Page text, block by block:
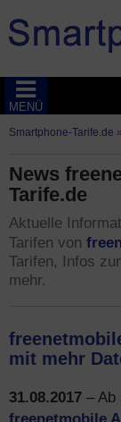
MENÜ
Smartphone-Tarife.de »
News
Tarife.de
Aktuelle
Tarifen von
Tarifen, Infos
mehr.
mit mehr
31.08.2017 – Ab
freenetmobile